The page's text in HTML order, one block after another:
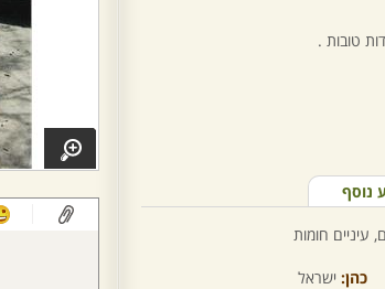
טובות .
נוסף
עיניים חומות
כהן: ישראל